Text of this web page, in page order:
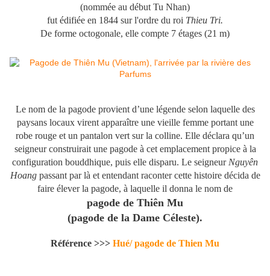
(nommée au début Tu Nhan)
fut édifiée en 1844 sur l'ordre du roi Thieu Tri.
De forme octogonale, elle compte 7 étages (21 m)
Le nom de la pagode provient d’une légende selon laquelle des
paysans locaux virent apparaître une vieille femme portant une
robe rouge et un pantalon vert sur la colline. Elle déclara qu’un
seigneur construirait une pagode à cet emplacement propice à la
configuration bouddhique, puis elle disparu. Le seigneur Nguyên
Hoang passant par là et entendant raconter cette histoire décida de
faire élever la pagode, à laquelle il donna le nom de
pagode de Thiên Mu
(pagode de la Dame Céleste).
Référence >>> Hué/ pagode de Thien Mu